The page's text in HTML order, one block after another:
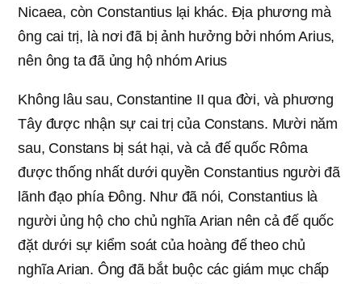
Nicaea, còn Constantius lại khác. Địa phương mà
ông cai trị, là nơi đã bị ảnh hưởng bởi nhóm Arius,
nên ông ta đã ủng hộ nhóm Arius
Không lâu sau, Constantine II qua đời, và phương
Tây được nhận sự cai trị của Constans. Mười năm
sau, Constans bị sát hại, và cả đế quốc Rôma
được thống nhất dưới quyền Constantius người đã
lãnh đạo phía Đông. Như đã nói, Constantius là
người ủng hộ cho chủ nghĩa Arian nên cả đế quốc
đặt dưới sự kiểm soát của hoàng đế theo chủ
nghĩa Arian. Ông đã bắt buộc các giám mục chấp